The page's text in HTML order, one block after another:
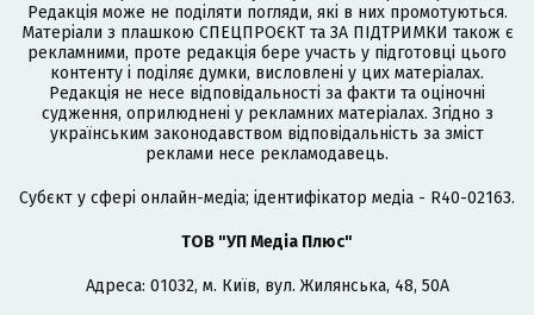
Редакція може не поділяти погляди, які в них промотуються.
Матеріали з плашкою СПЕЦПРОЄКТ та ЗА ПІДТРИМКИ також є
рекламними, проте редакція бере участь у підготовці цього
контенту і поділяє думки, висловлені у цих матеріалах.
Редакція не несе відповідальності за факти та оціночні
судження, оприлюднені у рекламних матеріалах. Згідно з
українським законодавством відповідальність за зміст
реклами несе рекламодавець.
Cубєкт у сфері онлайн-медіа; ідентифікатор медіа - R40-02163.
ТОВ "УП Медіа Плюс"
Адреса: 01032, м. Київ, вул. Жилянська, 48, 50А